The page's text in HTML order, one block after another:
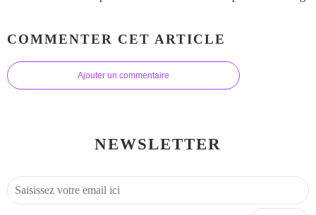
COMMENTER CET ARTICLE
Ajouter un commentaire
NEWSLETTER